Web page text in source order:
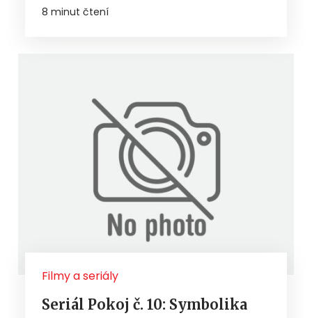
8 minut čtení
Filmy a seriály
Seriál Pokoj č. 10: Symbolika